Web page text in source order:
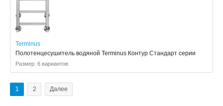
Terminus
Полотенцесушитель водяной Terminus Контур Стандарт серии
Размер: 6 вариантов
1 2 Далее